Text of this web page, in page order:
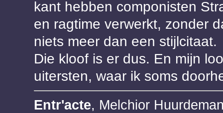
kant hebben componisten
en ragtime verwerkt, zonder
niets meer dan een stijlcitaat.
Die kloof is er dus. En mijn
uitersten, waar ik soms
Entr'acte, Melchior